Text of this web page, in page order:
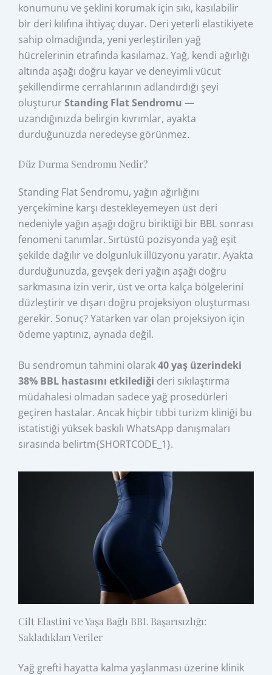
konumunu ve şeklini korumak için sıkı, kasılabilir
bir deri kılıfına ihtiyaç duyar. Deri yeterli elastikiyete
sahip olmadığında, yeni yerleştirilen yağ
hücrelerinin etrafında kasılamaz. Yağ, kendi ağırlığı
altında aşağı doğru kayar ve deneyimli vücut
şekillendirme cerrahlarının adlandırdığı şeyi
oluştururStanding Flat Sendromu —
uzandığınızda belirgin kıvrımlar, ayakta
durduğunuzda neredeyse görünmez.
Düz Durma Sendromu Nedir?
Standing Flat Sendromu, yağın ağırlığını
yerçekimine karşı destekleyemeyen üst deri
nedeniyle yağın aşağı doğru biriktiği bir BBL sonrası
fenomeni tanımlar. Sırtüstü pozisyonda yağ eşit
şekilde dağılır ve dolgunluk illüzyonu yaratır. Ayakta
durduğunuzda, gevşek deri yağın aşağı doğru
sarkmasına izin verir, üst ve orta kalça bölgelerini
düzleştirir ve dışarı doğru projeksiyon oluşturması
gerekir. Sonuç? Yatarken var olan projeksiyon için
ödeme yaptınız, aynada değil.
Bu sendromun tahmini olarak40 yaş üzerindeki
38% BBL hastasını etkilediği deri sıkılaştırma
müdahalesi olmadan sadece yağ prosedürleri
geçiren hastalar. Ancak hiçbir tıbbi turizm kliniği bu
istatistiği yüksek baskılı WhatsApp danışmaları
sırasında belirtm{SHORTCODE_1}.
Cilt Elastini ve Yaşa Bağlı BBL Başarısızlığı:
Sakladıkları Veriler
Yağ grefti hayatta kalma yaşlanması üzerine klinik